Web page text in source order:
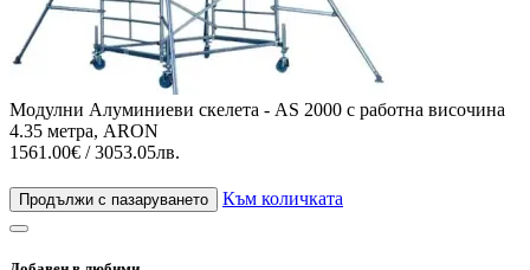
Модулни Алуминиеви скелета - AS 2000 с работна височина
4.35 метра, ARON
1561.00€ / 3053.05лв.
Продължи с пазаруването Към количката